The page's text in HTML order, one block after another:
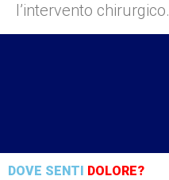
l’intervento chirurgico.
DOVE SENTI DOLORE?